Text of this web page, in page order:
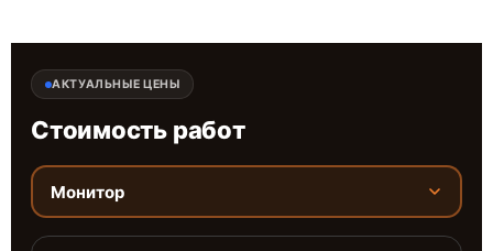
АКТУАЛЬНЫЕ ЦЕНЫ
Стоимость работ
Монитор